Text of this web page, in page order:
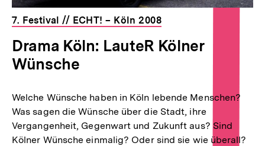
7. Festival // ECHT! – Köln 2008
Drama Köln: LauteR Kölner
Wünsche
Welche Wünsche haben in Köln lebende Menschen?
Was sagen die Wünsche über die Stadt, ihre
Vergangenheit, Gegenwart und Zukunft aus? Sind
Kölner Wünsche einmalig? Oder sind sie wie überall?